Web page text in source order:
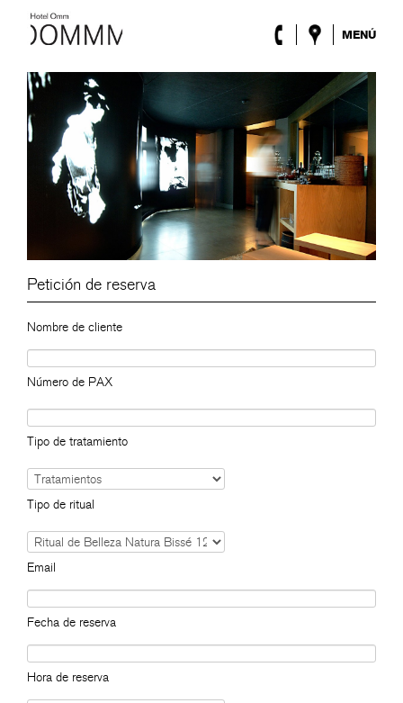
MENÚ
El Hotel
Habitaciones
Roca Barcelona
Spa
Terraza
Lobby & Club
Eventos
Promociones
ENG ESP DEU
Petición de reserva
Nombre de cliente
Número de PAX
Tipo de tratamiento
Tipo de ritual
Email
Fecha de reserva
Hora de reserva